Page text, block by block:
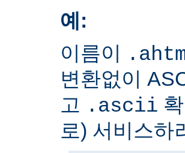
예:
이름이
변환없이
고 .ascii
로) 서비스하